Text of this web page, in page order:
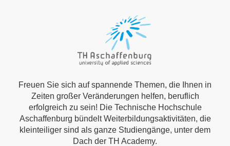
Freuen Sie sich auf spannende Themen, die Ihnen in
Zeiten großer Veränderungen helfen, beruflich
erfolgreich zu sein! Die Technische Hochschule
Aschaffenburg bündelt Weiterbildungsaktivitäten, die
kleinteiliger sind als ganze Studiengänge, unter dem
Dach der TH Academy.